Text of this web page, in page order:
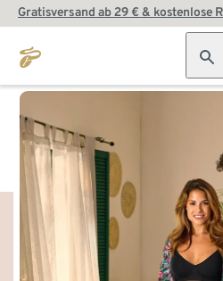
Gratisversand ab 29 € & kostenlose